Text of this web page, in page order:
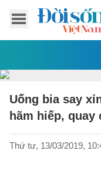
Uống bia say
hãm hiếp, quay
Thứ tư, 13/03/2019,